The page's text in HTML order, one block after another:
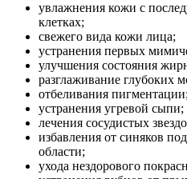
увлажнения кожи с
клетках;
свежего вида кожи лица;
устранения первых
улучшения состояния
разглаживание глубоких
отбеливания
устранения угревой сыпи;
лечения сосудистых
избавления от синяков
области;
ухода нездорового